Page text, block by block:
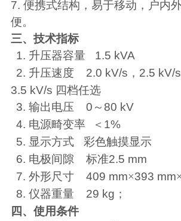
7. 便携式结构，易于移动，户内
便。
三、技术指标
1. 升压器容量
1.5 kVA
2. 升压速度 2.0 kV/s ， 2.5 kV/s
3.5 kV/s 四档任选
3. 输出电压 0 ～80 kV
4. 电源畸变率 ＜ 1%
5. 显示方式
彩色触摸显示
6. 电极间隙 标准2.5 mm
7. 外形尺寸 409 mm×393 mm×
8. 仪器重量 29 kg ；
四、使用条件